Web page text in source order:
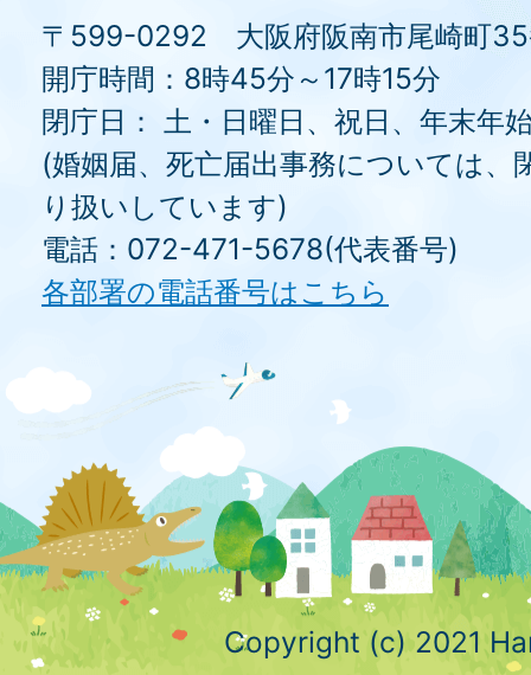
〒599-0292 大阪府阪南市尾崎町35
開庁時間：8時45分～17時15分
閉庁日： 土・日曜日、祝日、年末年
(婚姻届、死亡届出事務については、
り扱いしています)
電話：072-471-5678(代表番号)
各部署の電話番号はこちら
Copyright (c) 2021